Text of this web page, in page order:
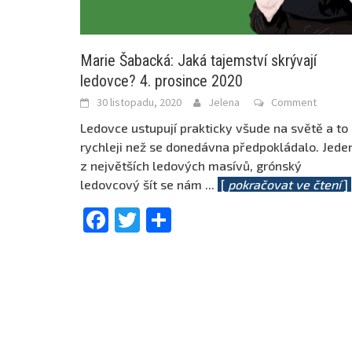
Marie Šabacká: Jaká tajemství skrývají
ledovce? 4. prosince 2020
30 listopadu, 2020 Jelena Comment
Ledovce ustupují prakticky všude na světě a to
rychleji než se donedávna předpokládalo.
z největších ledových masívů, grónský
ledovcový šít se nám ... [ pokračovat ve čtení]
Facebook
Twitter